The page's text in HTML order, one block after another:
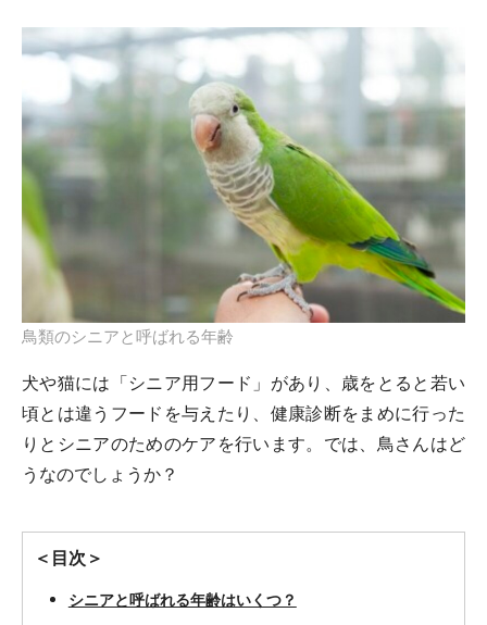
鳥類のシニアと呼ばれる年齢
犬や猫には「シニア用フード」があり、歳をとると若い
頃とは違うフードを与えたり、健康診断をまめに行った
りとシニアのためのケアを行います。では、鳥さんはど
うなのでしょうか？
＜目次＞
シニアと呼ばれる年齢はいくつ？